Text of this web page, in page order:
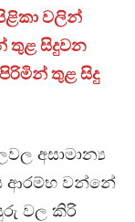
වලින්
තුළ සිදුවන
තුළ සිදු
අසාමාන්‍ය
ආරම්භ වන්නේ
වල කිරි